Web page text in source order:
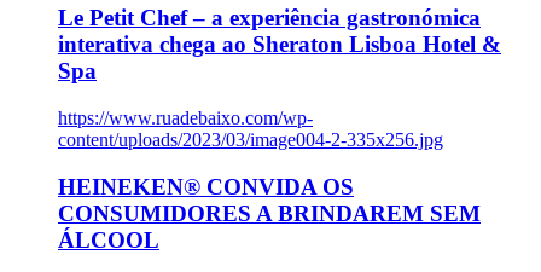
Le Petit Chef – a experiência gastronómica
interativa chega ao Sheraton Lisboa Hotel &
Spa
https://www.ruadebaixo.com/wp-
content/uploads/2023/03/image004-2-335x256.jpg
HEINEKEN® CONVIDA OS
CONSUMIDORES A BRINDAREM SEM
ÁLCOOL